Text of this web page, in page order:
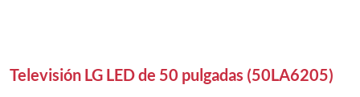
Televisión LG LED de 50 pulgadas (50LA6205)